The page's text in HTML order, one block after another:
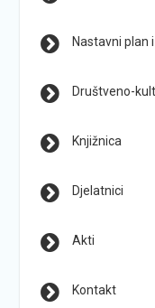
Nastavni plan
Društveno-
Knjižnica
Djelatnici
Akti
Kontakt